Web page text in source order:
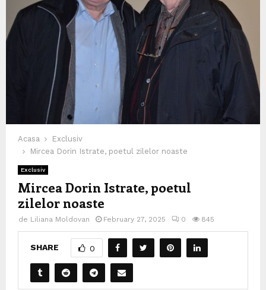
Acasa
Exclusiv
Mircea Dorin Istrate, poetul zilelor noaste
Exclusiv
Mircea Dorin Istrate, poetul
zilelor noaste
de Liliana Moldovan February 27, 2025 0 845
SHARE 0